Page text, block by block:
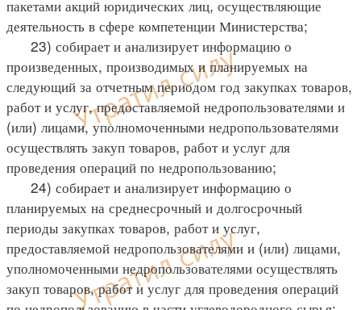
пакетами акций юридических лиц, осуществляющие
деятельность в сфере компетенции Министерства;
23) собирает и анализирует информацию о
произведенных, производимых и планируемых на
следующий за отчетным периодом год закупках товаров,
работ и услуг, предоставляемой недропользователями и
(или) лицами, уполномоченными недропользователями
осуществлять закуп товаров, работ и услуг для
проведения операций по недропользованию;
24) собирает и анализирует информацию о
планируемых на среднесрочный и долгосрочный
периоды закупках товаров, работ и услуг,
предоставляемой недропользователями и (или) лицами,
уполномоченными недропользователями осуществлять
закуп товаров, работ и услуг для проведения операций